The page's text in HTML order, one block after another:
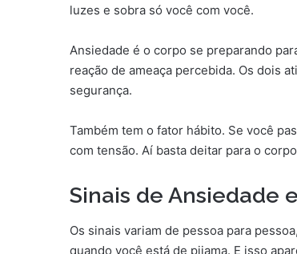
luzes e sobra só você com você.
Ansiedade é o corpo se preparando
reação de ameaça percebida. Os dois
segurança.
Também tem o fator hábito. Se você
com tensão. Aí basta deitar para o
Sinais de Ansiedade
Os sinais variam de pessoa para
quando você está de pijama. E isso